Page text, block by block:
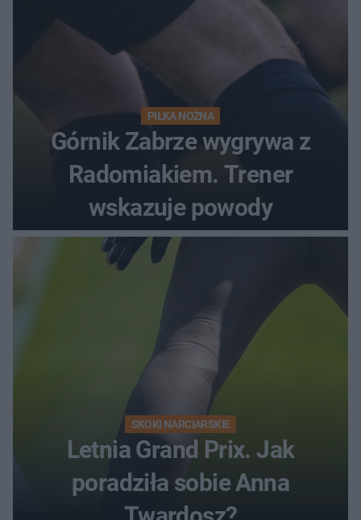
PIŁKA NOŻNA
Górnik Zabrze wygrywa z
Radomiakiem. Trener
wskazuje powody
SKOKI NARCIARSKIE
Letnia Grand Prix. Jak
poradziła sobie Anna